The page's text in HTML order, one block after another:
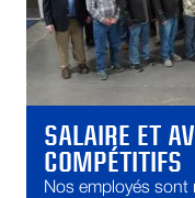
SALAIRE ET
COMPÉTITIFS
Nos employés sont